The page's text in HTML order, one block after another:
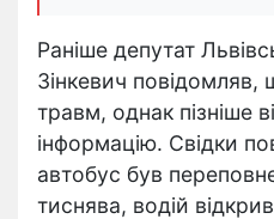
Раніше депутат
Зінкевич повідомляв,
травм, однак пізніше
інформацію. Свідки
автобус був
тиснява, водій